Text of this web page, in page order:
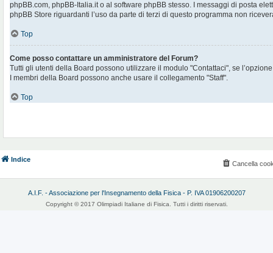
phpBB.com, phpBB-Italia.it o al software phpBB stesso. I messaggi di posta
phpBB Store riguardanti l’uso da parte di terzi di questo programma non
Top
Come posso contattare un amministratore del Forum?
Tutti gli utenti della Board possono utilizzare il modulo "Contattaci", se
I membri della Board possono anche usare il collegamento "Staff".
Top
Indice
Cancella
A.I.F. - Associazione per l'Insegnamento della Fisica - P. IVA 01906200207
Copyright © 2017 Olimpiadi Italiane di Fisica. Tutti i diritti riservati.